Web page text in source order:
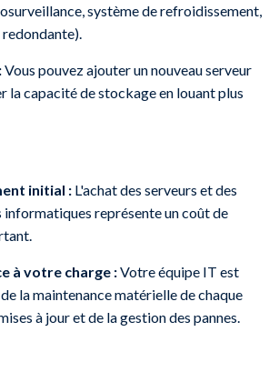
système de refroidissement,
Vous pouvez ajouter un nouveau serveur
la capacité de stockage en louant plus
initial : L'achat des serveurs et des
informatiques représente un coût de
à votre charge :Votre équipe IT est
la maintenance matérielle de chaque
à jour et de la gestion des pannes.